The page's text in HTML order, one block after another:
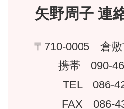
矢野周子 連
〒710-0005 倉敷
携帯 090-
TEL 086-
FAX 086-